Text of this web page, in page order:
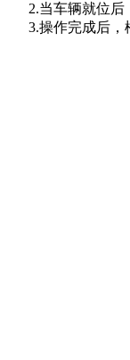
2.当车辆就位后
3.操作完成后，